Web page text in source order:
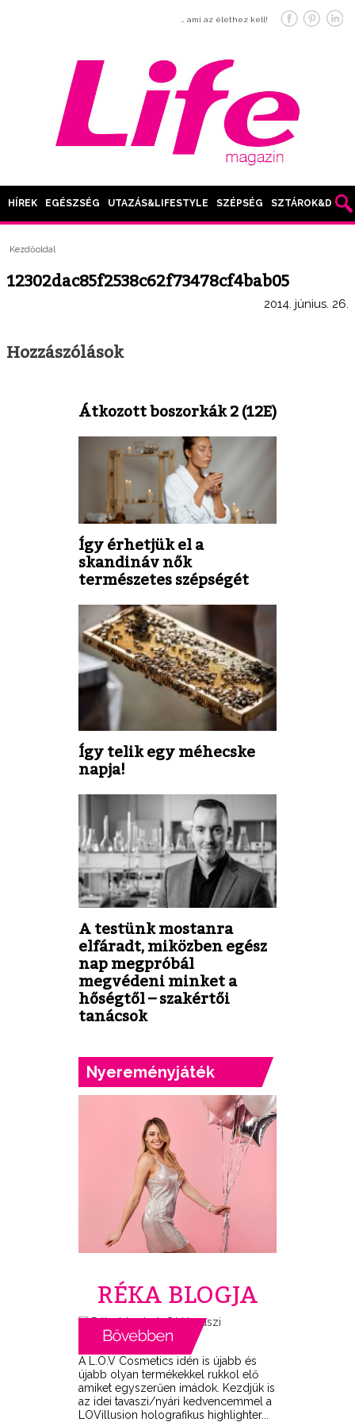
… ami az élethez kell!
HÍREK EGÉSZSÉG UTAZÁS&LIFESTYLE SZÉPSÉG SZTÁROK&DIVAT
Kezdőoldal
12302dac85f2538c62f73478cf4bab05
2014. június. 26.
Hozzászólások
Átkozott boszorkák 2 (12E)
Így érhetjük el a
skandináv nők
természetes szépségét
Így telik egy méhecske
napja!
A testünk mostanra
elfáradt, miközben egész
nap megpróbál
megvédeni minket a
hőségtől – szakértői
tanácsok
Nyereményjáték
RÉKA BLOGJA
A L.O.V Cosmetics idén is újabb és
újabb olyan termékekkel rukkol elő
amiket egyszerűen imádok. Kezdjük is
az idei tavaszi/nyári kedvencemmel a
LOVillusion holografikus highlighter...